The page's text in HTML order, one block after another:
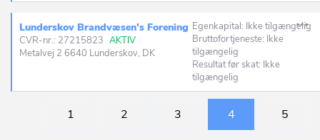
Lunderskov Brandvæsen's Forening
CVR-nr.: 27215823 AKTIV
Metalvej 2 6640 Lunderskov, DK
Egenkapital: Ikke tilgængelig
Bruttofortjeneste: Ikke
tilgængelig
Resultat før skat: Ikke
tilgængelig
1 2 3 4 5